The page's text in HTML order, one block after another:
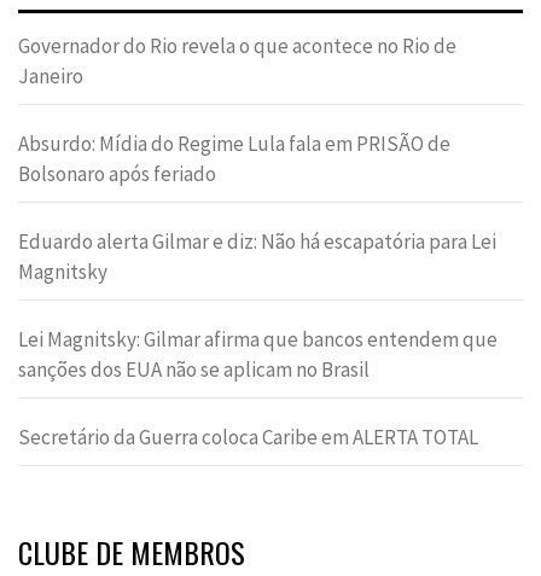
Governador do Rio revela o que acontece no Rio de
Janeiro
Absurdo: Mídia do Regime Lula fala em PRISÃO de
Bolsonaro após feriado
Eduardo alerta Gilmar e diz: Não há escapatória para Lei
Magnitsky
Lei Magnitsky: Gilmar afirma que bancos entendem que
sanções dos EUA não se aplicam no Brasil
Secretário da Guerra coloca Caribe em ALERTA TOTAL
CLUBE DE MEMBROS